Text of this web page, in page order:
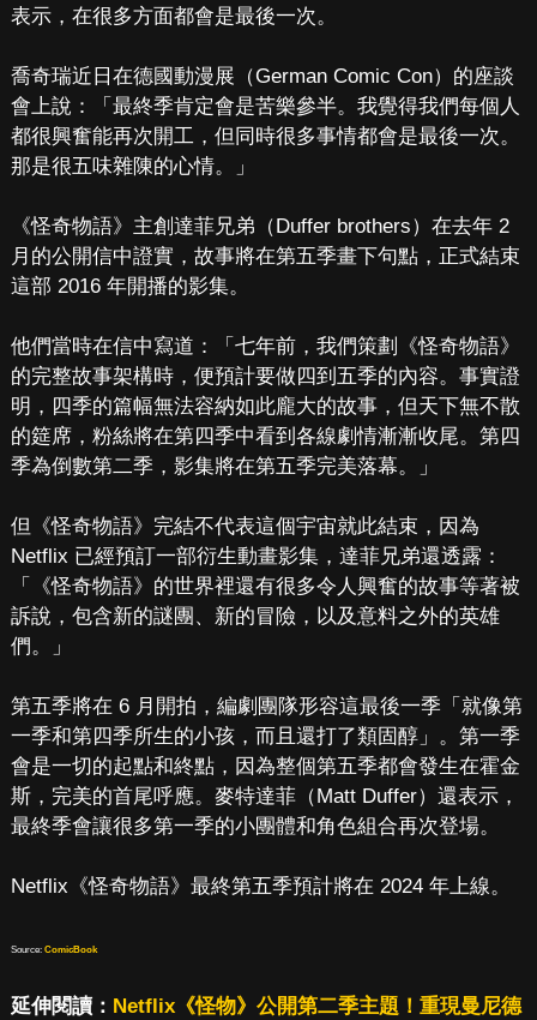
表示，在很多方面都會是最後一次。
喬奇瑞近日在德國動漫展（German Comic Con）的座談
會上說：「最終季肯定會是苦樂參半。我覺得我們每個人
都很興奮能再次開工，但同時很多事情都會是最後一次。
那是很五味雜陳的心情。」
《怪奇物語》主創達菲兄弟（Duffer brothers）在去年 2
月的公開信中證實，故事將在第五季畫下句點，正式結束
這部 2016 年開播的影集。
他們當時在信中寫道：「七年前，我們策劃《怪奇物語》
的完整故事架構時，便預計要做四到五季的內容。事實證
明，四季的篇幅無法容納如此龐大的故事，但天下無不散
的筵席，粉絲將在第四季中看到各線劇情漸漸收尾。第四
季為倒數第二季，影集將在第五季完美落幕。」
但《怪奇物語》完結不代表這個宇宙就此結束，因為
Netflix 已經預訂一部衍生動畫影集，達菲兄弟還透露：
「《怪奇物語》的世界裡還有很多令人興奮的故事等著被
訴說，包含新的謎團、新的冒險，以及意料之外的英雄
們。」
第五季將在 6 月開拍，編劇團隊形容這最後一季「就像第
一季和第四季所生的小孩，而且還打了類固醇」。第一季
會是一切的起點和終點，因為整個第五季都會發生在霍金
斯，完美的首尾呼應。麥特達菲（Matt Duffer）還表示，
最終季會讓很多第一季的小團體和角色組合再次登場。
Netflix《怪奇物語》最終第五季預計將在 2024 年上線。
Source: ComicBook
延伸閱讀： Netflix《怪物》公開第二季主題！重現曼尼德